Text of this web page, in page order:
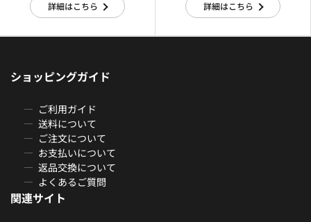
詳細はこちら 詳細はこちら
ショッピングガイド
ご利用ガイド
送料について
ご注文について
お支払いについて
返品交換について
よくあるご質問
関連サイト